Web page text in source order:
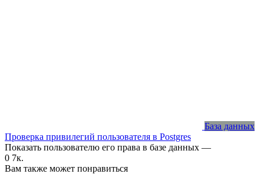
База данных
Проверка привилегий пользователя в Postgres
Показать пользователю его права в базе данных —
0 7к.
Вам также может понравиться